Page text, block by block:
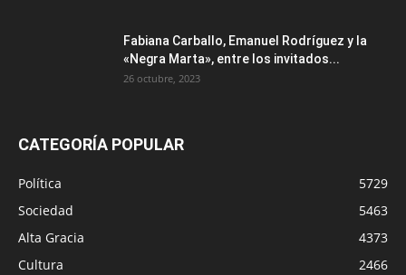
Fabiana Carballo, Emanuel Rodríguez y la
«Negra Marta», entre los invitados...
26 octubre, 2023
CATEGORÍA POPULAR
Política
5729
Sociedad
5463
Alta Gracia
4373
Cultura
2466